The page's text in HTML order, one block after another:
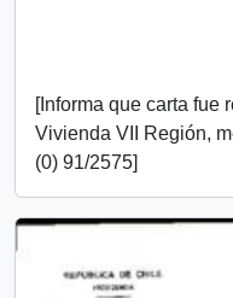
[Informa que carta fue
Vivienda VII Región,
(0) 91/2575]